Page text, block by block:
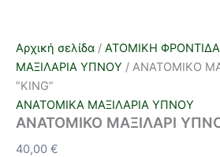
Αρχική σελίδα / ΑΤΟΜΙΚΗ ΦΡΟΝΤΙΔΑ
ΜΑΞΙΛΑΡΙΑ ΥΠΝΟΥ / ΑΝΑΤΟΜΙΚΟ
”KING”
ΑΝΑΤΟΜΙΚΑ ΜΑΞΙΛΑΡΙΑ ΥΠΝΟΥ
ΑΝΑΤΟΜΙΚΟ ΜΑΞΙΛΑΡΙ
40,00 €